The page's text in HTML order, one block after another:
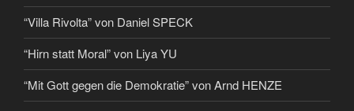
“Villa Rivolta” von Daniel SPECK
“Hirn statt Moral” von Liya YU
“Mit Gott gegen die Demokratie” von Arnd HENZE